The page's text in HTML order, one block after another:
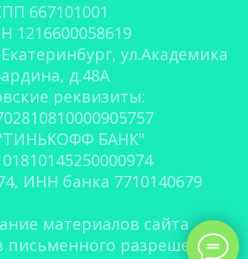
667101001
1216600058619
ул.Академика
д.48А
реквизиты:
БАНК"
ИНН банка 7710140679
материалов сайта
письменного разрешения